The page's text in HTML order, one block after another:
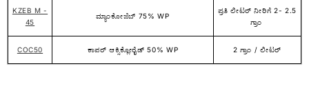
KZEB M -
45
ಮ್ಯಾಂಕೋಜೆಬ್ 75% WP
ಪ್ರತಿ ಲೀಟರ್ ನೀರಿಗೆ 2- 2.5
ಗ್ರಾಂ
COC50 ಕಾಪರ್ ಆಕ್ಸಿಕ್ಲೋರೈಡ್ 50% WP 2 ಗ್ರಾಂ / ಲೀಟರ್